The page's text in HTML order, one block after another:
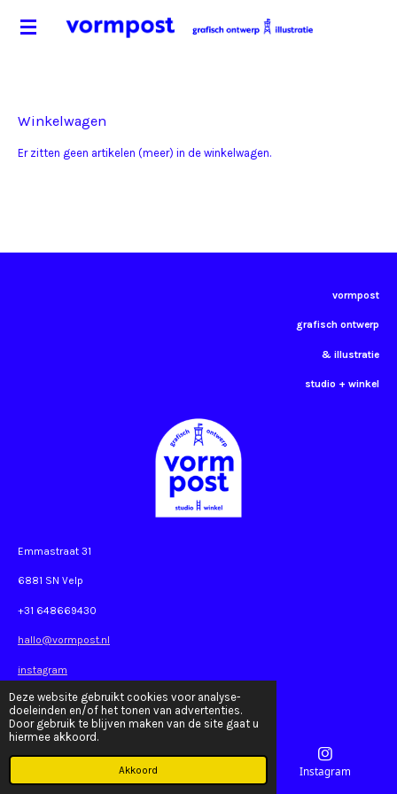
Deze website gebruikt cookies voor analyse-
doeleinden en/of het tonen van advertenties.
Door gebruik te blijven maken van de site gaat u
hiermee akkoord.
Akkoord
Ga
direct
Winkelwagen
Er zitten geen artikelen (meer) in de winkelwagen.
vormpost
grafisch ontwerp
& illustratie
studio + winkel
Emmastraat 31
6881 SN Velp
+31 648669430
hallo@vormpost.nl
instagram
Instagram